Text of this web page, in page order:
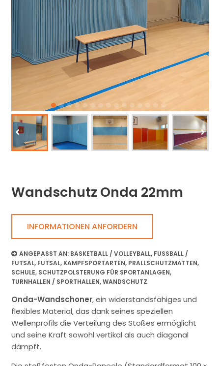
Wandschutz Onda 22mm
INFORMATIONEN ANFORDERN
ANGEPASST AN: BASKETBALL / VOLLEYBALL, FUSSBALL / F
UTSAL , FUTSAL, KAMPFSPORTARTEN, PRALLSCHUTZMATTEN,
SCHULE, SCHUTZPOLSTERUNG FÜR SPORTANLAGEN,
TURNHALLEN / SPORTHALLEN,WANDSCHUTZ
Onda-Wandschoner, ein widerstandsfähiges und
flexibles Material, das dank seines speziellen
Wellenprofils die Verteilung des Stoßes ermöglicht
und seine Kraft sowohl vertikal als auch diagonal
dämpft.